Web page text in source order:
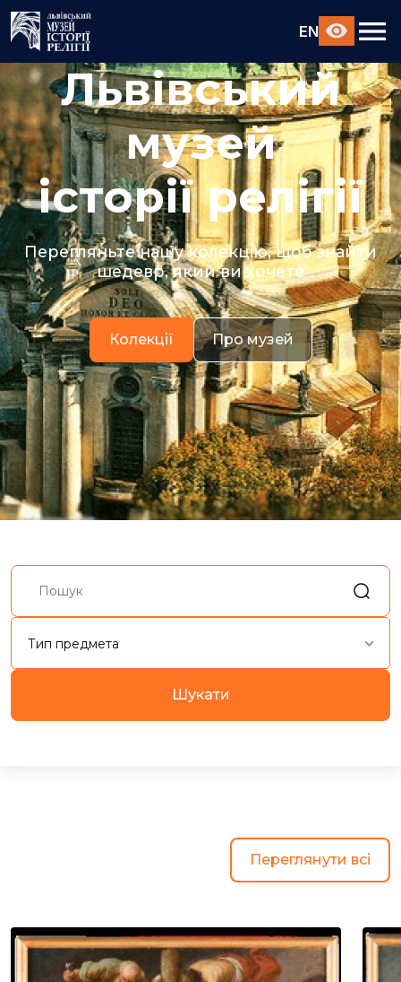
EN
Львівський
музей
історії релігії
Перегляньте нашу колекцію, щоб знайти
шедевр, який ви хочете
Колекції Про музей
Тип предмета
Шукати
Переглянути всі